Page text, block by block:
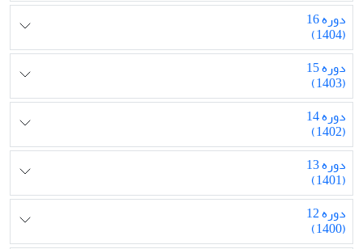
دوره 16
(1404)
دوره 15
(1403)
دوره 14
(1402)
دوره 13
(1401)
دوره 12
(1400)